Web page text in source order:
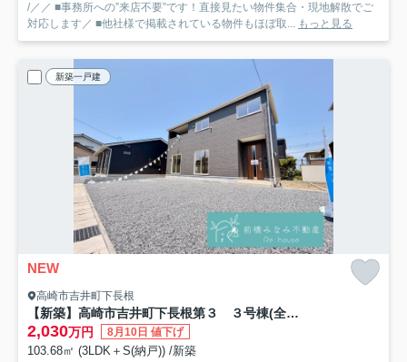
/／／ ■事務所への”来店不要”です！直接見たい物件集合・現地解散でご
対応します／ ■他社様で掲載されている物件もほぼ取... もっと見る
新築一戸建
NEW
高崎市吉井町下長根
【新築】高崎市吉井町下長根第３ ３号棟(全４棟) クレイドルガーデン 新築建売分譲
2,030万円 8月10日 値下げ
103.68㎡ (3LDK＋S(納戸)) /新築